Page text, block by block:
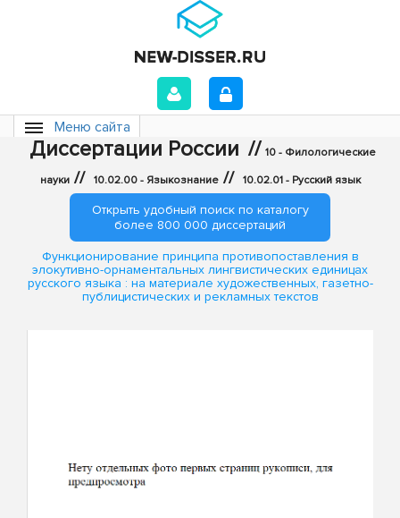
Меню сайта
Диссертации России // 10 - Филологические
науки // 10.02.00 - Языкознание // 10.02.01 - Русский язык
Открыть удобный поиск по каталогу
более 800 000 диссертаций
Функционирование принципа противопоставления в
элокутивно-орнаментальных лингвистических единицах
русского языка : на материале художественных, газетно-
публицистических и рекламных текстов